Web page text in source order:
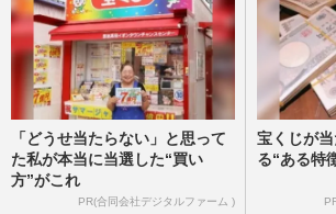
「どうせ当たらない」と思って
た私が本当に当選した“買い
方”がこれ
PR(合同会社デジタルファーム )
宝くじが
る“ある特